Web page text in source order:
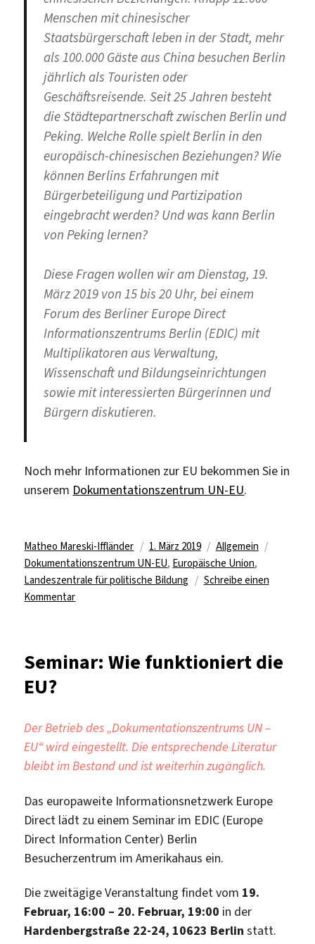
Menschen mit chinesischer
Staatsbürgerschaft leben in der Stadt, mehr
als 100.000 Gäste aus China besuchen Berlin
jährlich als Touristen oder
Geschäftsreisende. Seit 25 Jahren besteht
die Städtepartnerschaft zwischen Berlin und
Peking. Welche Rolle spielt Berlin in den
europäisch-chinesischen Beziehungen? Wie
können Berlins Erfahrungen mit
Bürgerbeteiligung und Partizipation
eingebracht werden? Und was kann Berlin
von Peking lernen?
Diese Fragen wollen wir am Dienstag, 19.
März 2019 von 15 bis 20 Uhr, bei einem
Forum des Berliner Europe Direct
Informationszentrums Berlin (EDIC) mit
Multiplikatoren aus Verwaltung,
Wissenschaft und Bildungseinrichtungen
sowie mit interessierten Bürgerinnen und
Bürgern diskutieren.
Noch mehr Informationen zur EU bekommen Sie in
unserem Dokumentationszentrum UN-EU.
Autor
Matheo Mareski-Iffländer
Veröffentlicht
am
1. März 2019 Kategorien
Allgemein
Dokumentationszentrum UN-EU, Europäische Union,
Landeszentrale für politische Bildung
Schreibe einen
Kommentarzu
und
und
Konkurrenz
Seminar: Wie funktioniert die
EU?
Der Betrieb des „Dokumentationszentrums UN –
EU“ wird eingestellt. Die entsprechende Literatur
bleibt im Bestand und ist weiterhin zugänglich.
Das europaweite Informationsnetzwerk Europe
Direct lädt zu einem Seminar im EDIC (Europe
Direct Information Center) Berlin
Besucherzentrum im Amerikahaus ein.
Die zweitägige Veranstaltung findet vom 19.
Februar, 16:00 – 20. Februar, 19:00 in der
Hardenbergstraße 22-24, 10623 Berlin statt.